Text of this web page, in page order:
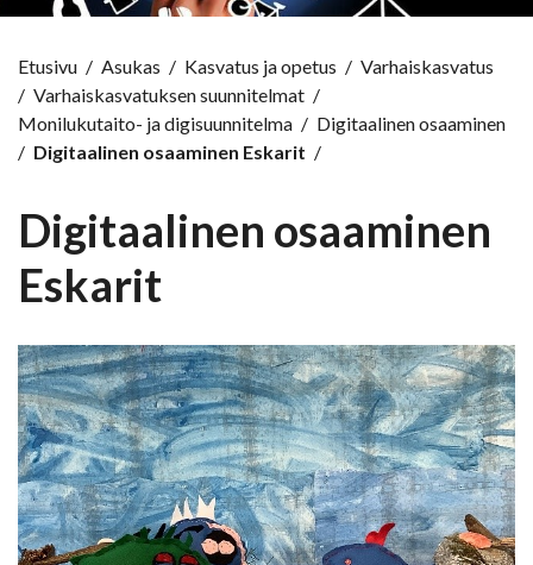
Etusivu / Asukas / Kasvatus ja opetus / Varhaiskasvatus
/ Varhaiskasvatuksen suunnitelmat /
Monilukutaito- ja digisuunnitelma / Digitaalinen osaaminen
/ Digitaalinen osaaminen Eskarit /
Digitaalinen osaaminen
Eskarit